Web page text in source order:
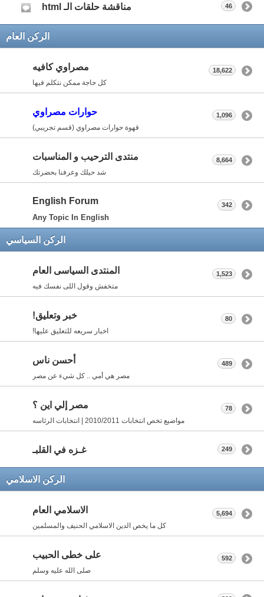
مناقشة حلقات الـ html 46
الركن العام
مصراوي كافيه
كل حاجة ممكن نتكلم فيها
18,622
حوارات مصراوي
قهوة حوارات مصراوي (قسم تجريبي)
1,096
منتدى الترحيب و المناسبات
شد حيلك وعرفنا بحضرتك
8,664
English Forum
Any Topic In English
342
الركن السياسي
المنتدى السياسى العام
متخفش وقول اللى نفسك فيه
1,523
خبر وتعليق!
اخبار سريعه للتعليق عليها!
80
أحسن ناس
مصر هي أمي .. كل شيء عن مصر
489
مصر إلي اين ؟
مواضيع تخص انتخابات 2010/2011 | انتخابات الرئاسه
78
غـزه في القلبـ 249
الركن الاسلامي
الاسلامي العام
كل ما يخص الدين الاسلامي الحنيف والمسلمين
5,694
على خطى الحبيب
صلى الله عليه وسلم
592